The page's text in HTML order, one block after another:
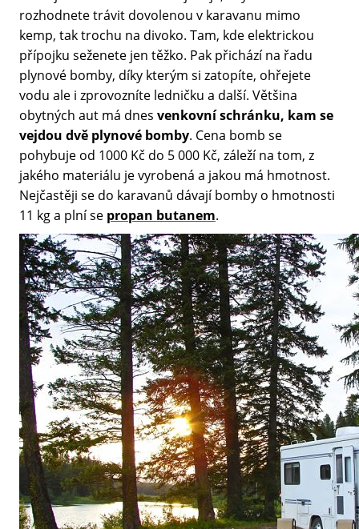
rozhodnete trávit dovolenou v karavanu mimo
kemp, tak trochu na divoko. Tam, kde elektrickou
přípojku seženete jen těžko. Pak přichází na řadu
plynové bomby, díky kterým si zatopíte, ohřejete
vodu ale i zprovozníte ledničku a další. Většina
obytných aut má dnes venkovní schránku, kam se
vejdou dvě plynové bomby. Cena bomb se
pohybuje od 1000 Kč do 5 000 Kč, záleží na tom, z
jakého materiálu je vyrobená a jakou má hmotnost.
Nejčastěji se do karavanů dávají bomby o hmotnosti
11 kg a plní se propan butanem.